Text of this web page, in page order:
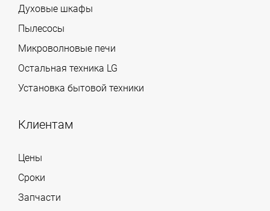
Духовые шкафы
Пылесосы
Микроволновые печи
Остальная техника LG
Установка бытовой техники
Клиентам
Цены
Сроки
Запчасти